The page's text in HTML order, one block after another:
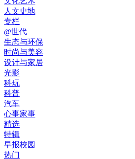
人文史地
专栏
@世代
生态与环保
时尚与美容
设计与家居
光影
科玩
科普
汽车
心事家事
精选
特辑
早报校园
热门